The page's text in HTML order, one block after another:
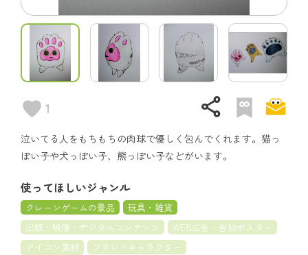
1 share
泣いてる人をもちもちの肉球で優しく包んでくれます。猫っ
ぽい子や犬っぽい子、熊っぽい子などがいます。
使ってほしいジャンル
クレーンゲームの景品
玩具・雑貨
出版・映像・デジタルコンテンツ
WEB広告・告知ポスター
アイコン素材
ブランドキャラクター